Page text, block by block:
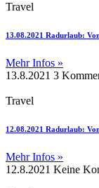
Travel
13.08.2021 Radurlaub:
Mehr Infos »
13.8.2021 3
Travel
12.08.2021 Radurlaub:
Mehr Infos »
12.8.2021 Keine